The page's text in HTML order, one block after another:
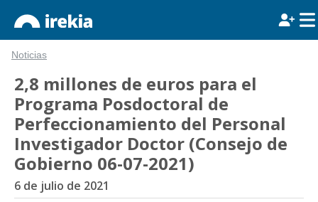
Noticias
2,8 millones de euros para el
Programa Posdoctoral de
Perfeccionamiento del Personal
Investigador Doctor (Consejo de
Gobierno 06-07-2021)
6 de julio de 2021